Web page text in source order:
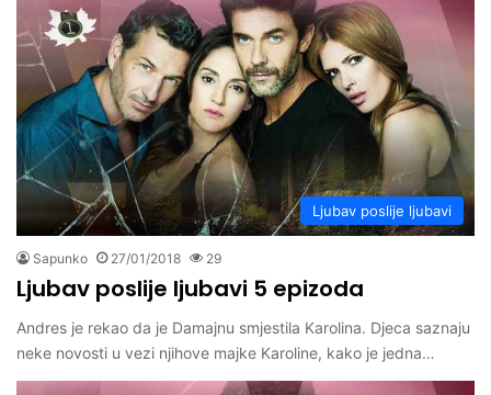
Ljubav poslije ljubavi
Sapunko 27/01/2018 29
Ljubav poslije ljubavi 5 epizoda
Andres je rekao da je Damajnu smjestila Karolina. Djeca saznaju
neke novosti u vezi njihove majke Karoline, kako je jedna…